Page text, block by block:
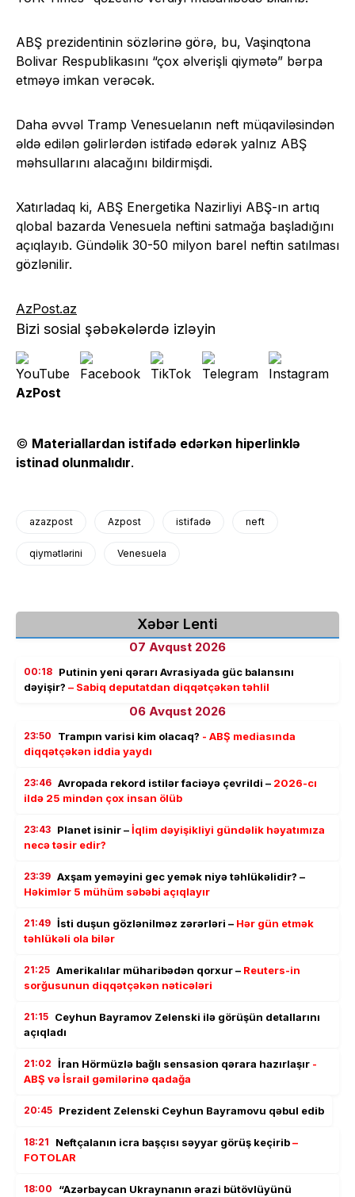
ABŞ prezidentinin sözlərinə görə, bu, Vaşinqtona
Bolivar Respublikasını “çox əlverişli qiymətə” bərpa
etməyə imkan verəcək.
Daha əvvəl Tramp Venesuelanın neft müqaviləsindən
əldə edilən gəlirlərdən istifadə edərək yalnız ABŞ
məhsullarını alacağını bildirmişdi.
Xatırladaq ki, ABŞ Energetika Nazirliyi ABŞ-ın artıq
qlobal bazarda Venesuela neftini satmağa başladığını
açıqlayıb. Gündəlik 30-50 milyon barel neftin satılması
gözlənilir.
AzPost.az
Bizi sosial şəbəkələrdə izləyin
AzPost
© Materiallardan istifadə edərkən hiperlinklə
istinad olunmalıdır.
azazpost Azpost istifadə neft
qiymətlərini Venesuela
Xəbər Lenti
07 Avqust 2026
00:18 Putinin yeni qərarı Avrasiyada güc balansını
dəyişir? – Sabiq deputatdan diqqətçəkən təhlil
06 Avqust 2026
23:50 Trampın varisi kim olacaq? - ABŞ mediasında
diqqətçəkən iddia yaydı
23:46 Avropada rekord istilər faciəyə çevrildi – 2026-cı
ildə 25 mindən çox insan ölüb
23:43 Planet isinir –İqlim dəyişikliyi gündəlik həyatımıza
necə təsir edir?
23:39 Axşam yeməyini gec yemək niyə təhlükəlidir? –
Həkimlər 5 mühüm səbəbi açıqlayır
21:49 İsti duşun gözlənilməz zərərləri – Hər gün etmək
təhlükəli ola bilər
21:25 Amerikalılar müharibədən qorxur – Reuters-in
sorğusunun diqqətçəkən nəticələri
21:15 Ceyhun Bayramov Zelenski ilə görüşün detallarını
açıqladı
21:02 İran Hörmüzlə bağlı sensasion qərara hazırlaşır -
ABŞ və İsrail gəmilərinə qadağa
20:45 Prezident Zelenski Ceyhun Bayramovu qəbul edib
18:21 Neftçalanın icra başçısı səyyar görüş keçirib–
FOTOLAR
18:00
“Azərbaycan Ukraynanın ərazi bütövlüyünü